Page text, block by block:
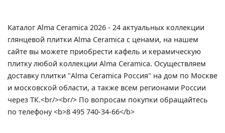
Каталог Alma Ceramica 2026 - 24 актуальных коллекции
глянцевой плитки Alma Ceramica с ценами, на нашем
сайте вы можете приобрести кафель и керамическую
плитку любой коллекции Alma Ceramica. Осуществляем
доставку плитки "Alma Ceramica Россия" на дом по Москве
и московской области, а также всем регионами России
через ТК.<br/><br/> По вопросам покупки обращайтесь
по телефону <b>8 495 740-34-66</b>